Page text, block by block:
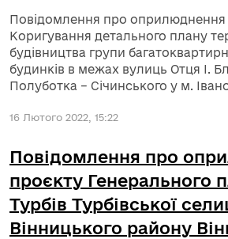
Повідомлення про оприлюднення
Коригування детального плану
будівництва групи
будинків в межах вулиць Отця І.
Полуботка – Січинського у м.
16 Лютого 2022, 15:22
Повідомлення про
проєкту Генерального
Турбів Турбівської
Вінницького району